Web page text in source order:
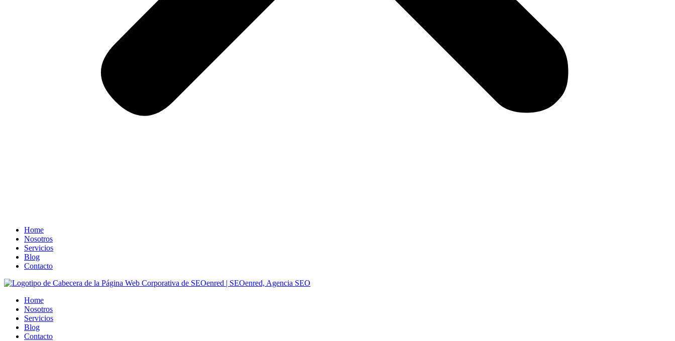
Home
Nosotros
Servicios
Blog
Contacto
Home
Nosotros
Servicios
Blog
Contacto